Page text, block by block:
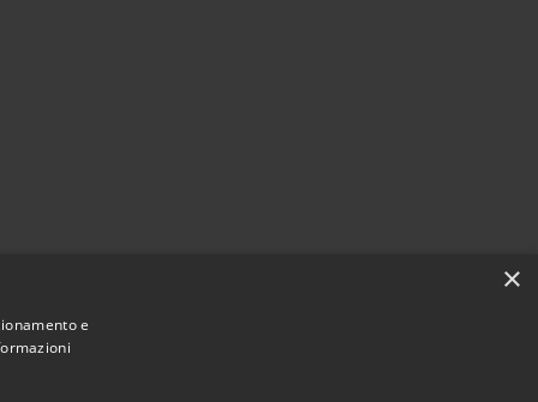
×
e